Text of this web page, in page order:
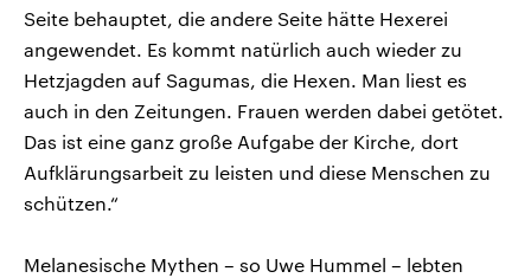
Seite behauptet, die andere Seite hätte Hexerei
angewendet. Es kommt natürlich auch wieder zu
Hetzjagden auf Sagumas, die Hexen. Man liest es
auch in den Zeitungen. Frauen werden dabei getötet.
Das ist eine ganz große Aufgabe der Kirche, dort
Aufklärungsarbeit zu leisten und diese Menschen zu
schützen.“
Melanesische Mythen – so Uwe Hummel – lebten